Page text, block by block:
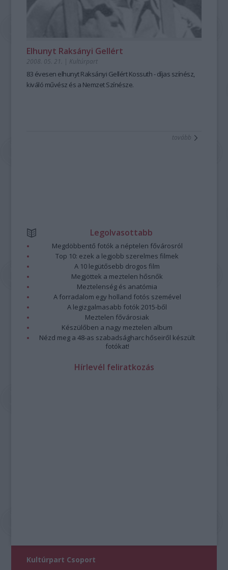
Elhunyt Raksányi Gellért
2008. 05. 21. | Kultúrpart
83 évesen elhunyt Raksányi Gellért Kossuth - díjas színész,
kiváló művész és a Nemzet Színésze.
tovább
Legolvasottabb
Megdöbbentő fotók a néptelen fővárosról
Top 10: ezek a legjobb szerelmes filmek
A 10 legütősebb drogos film
Megjöttek a meztelen hősnők
Meztelenség és anatómia
A forradalom egy holland fotós szemével
A legizgalmasabb fotók 2015-ből
Meztelen fővárosiak
Készülőben a nagy meztelen album
Nézd meg a 48-as szabadságharc hőseiről készült
fotókat!
Hírlevél feliratkozás
Kultúrpart Csoport